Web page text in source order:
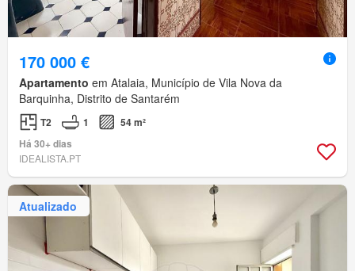
170 000 €
Apartamento em Atalaia, Município de Vila Nova da
Barquinha, Distrito de Santarém
T2 1
54 m²
Há 30+ dias
IDEALISTA.PT
Atualizado